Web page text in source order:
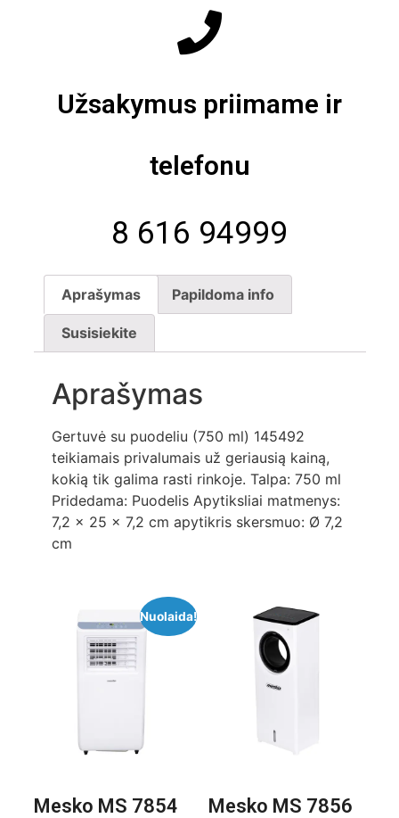
Užsakymus priimame ir
telefonu
8 616 94999
Aprašymas Papildoma info
Susisiekite
Aprašymas
Gertuvė su puodeliu (750 ml) 145492
teikiamais privalumais už geriausią kainą,
kokią tik galima rasti rinkoje. Talpa: 750 ml
Pridedama: Puodelis Apytiksliai matmenys:
7,2 x 25 x 7,2 cm apytikris skersmuo: Ø 7,2
cm
Nuolaida!
Mesko MS 7854 Mesko MS 7856